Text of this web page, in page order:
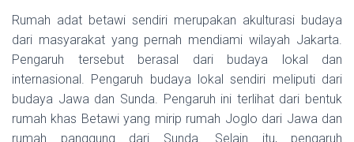
Rumah adat betawi sendiri merupakan akulturasi budaya
dari masyarakat yang pernah mendiami wilayah Jakarta.
Pengaruh tersebut berasal dari budaya lokal dan
internasional. Pengaruh budaya lokal sendiri meliputi dari
budaya Jawa dan Sunda. Pengaruh ini terlihat dari bentuk
rumah khas Betawi yang mirip rumah Joglo dari Jawa dan
rumah panggung dari Sunda. Selain itu, pengaruh